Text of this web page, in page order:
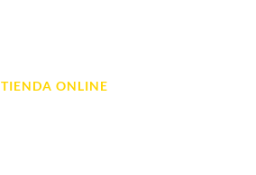
TIENDA ONLINE